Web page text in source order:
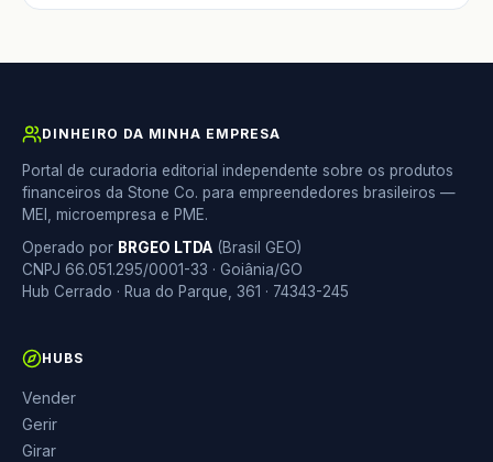
DINHEIRO DA MINHA EMPRESA
Portal de curadoria editorial independente sobre os produtos
financeiros da Stone Co. para empreendedores brasileiros —
MEI, microempresa e PME.
Operado por BRGEO LTDA (Brasil GEO)
CNPJ 66.051.295/0001-33 · Goiânia/GO
Hub Cerrado · Rua do Parque, 361 · 74343-245
HUBS
Vender
Gerir
Girar